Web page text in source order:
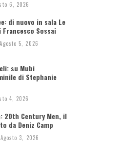
6, 2026
di nuovo in sala Le
Sossai
Agosto 5, 2026
su Mubi
di Stephanie
4, 2026
20th Century Men, il
da Deniz Camp
Agosto 3, 2026